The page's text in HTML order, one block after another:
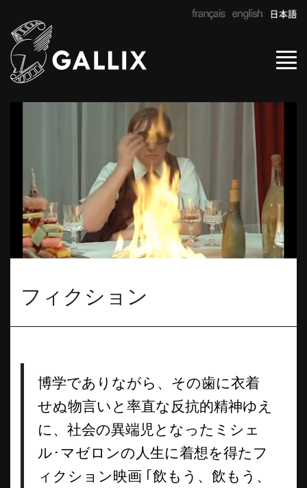
フィクション
博学でありながら、その歯に衣着
せぬ物言いと率直な反抗的精神ゆえ
に、社会の異端児となったミシェ
ル･マゼロンの人生に着想を得たフ
ィクション映画 ｢飲もう、飲もう、